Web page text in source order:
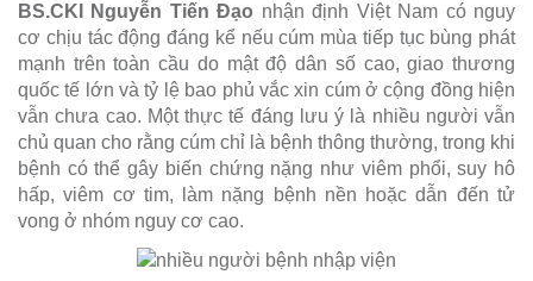
BS.CKI Nguyễn Tiến Đạo nhận định Việt Nam có nguy
cơ chịu tác động đáng kể nếu cúm mùa tiếp tục bùng phát
mạnh trên toàn cầu do mật độ dân số cao, giao thương
quốc tế lớn và tỷ lệ bao phủ vắc xin cúm ở cộng đồng hiện
vẫn chưa cao. Một thực tế đáng lưu ý là nhiều người vẫn
chủ quan cho rằng cúm chỉ là bệnh thông thường, trong khi
bệnh có thể gây biến chứng nặng như viêm phổi, suy hô
hấp, viêm cơ tim, làm nặng bệnh nền hoặc dẫn đến tử
vong ở nhóm nguy cơ cao.